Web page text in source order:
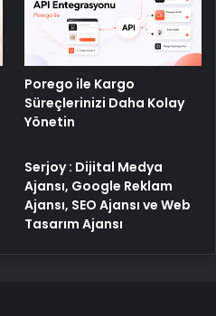
Porego ile Kargo
Süreçlerinizi Daha Kolay
Yönetin
Serjoy : Dijital Medya
Ajansı, Google Reklam
Ajansı, SEO Ajansı ve Web
Tasarım Ajansı